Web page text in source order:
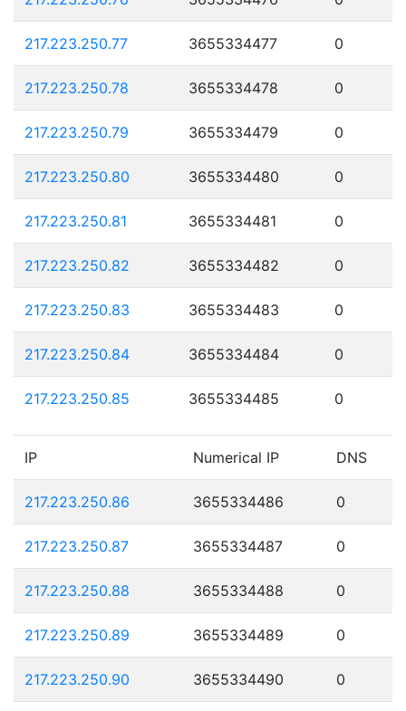
217.223.250.77 3655334477 0
217.223.250.78 3655334478 0
217.223.250.79 3655334479 0
217.223.250.80 3655334480 0
217.223.250.81 3655334481 0
217.223.250.82 3655334482 0
217.223.250.83 3655334483 0
217.223.250.84 3655334484 0
217.223.250.85 3655334485 0
IP Numerical IP DNS
217.223.250.86 3655334486 0
217.223.250.87 3655334487 0
217.223.250.88 3655334488 0
217.223.250.89 3655334489 0
217.223.250.90 3655334490 0